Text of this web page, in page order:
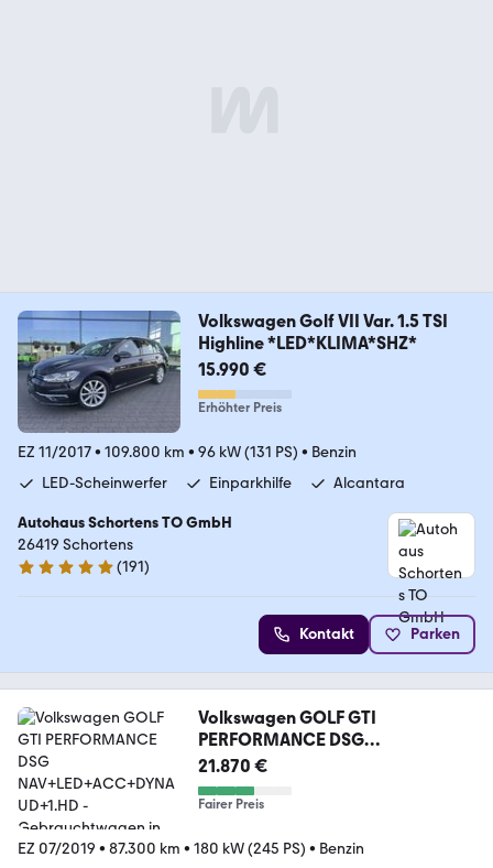
Volkswagen Golf VII Var. 1.5 TSI
Highline *LED*KLIMA*SHZ*
15.990 €
Erhöhter Preis
EZ 11/2017• 109.800 km • 96 kW (131 PS) • Benzin
LED-Scheinwerfer
Einparkhilfe Alcantara
Autohaus Schortens TO GmbH
26419 Schortens
5 Sterne
(191)
Kontakt Parken
Volkswagen GOLF GTI
PERFORMANCE DSG
NAV+LED+ACC+DYNAUD+1.HD
21.870 €
Fairer Preis
EZ 07/2019 • 87.300 km • 180 kW (245 PS) • Benzin